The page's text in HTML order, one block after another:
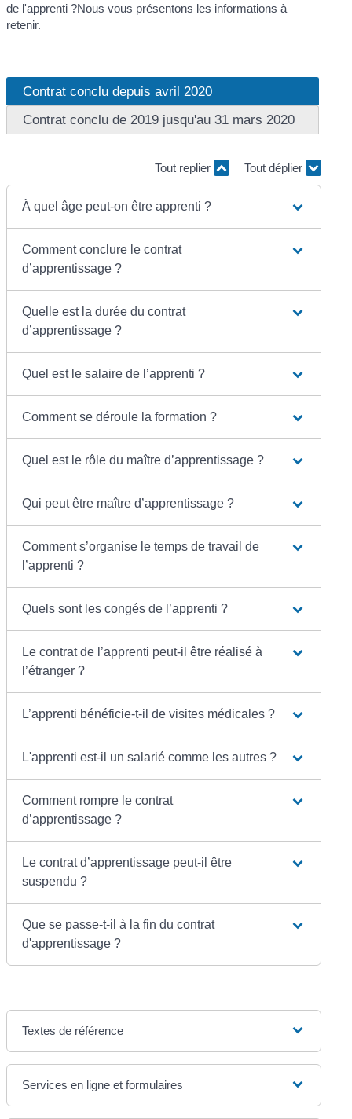
de l'apprenti ?Nous vous présentons les informations à
retenir.
Contrat conclu depuis avril 2020
Contrat conclu de 2019 jusqu'au 31 mars 2020
Tout replier Tout déplier
À quel âge peut-on être apprenti ?
Comment conclure le contrat
d’apprentissage ?
Quelle est la durée du contrat
d’apprentissage ?
Quel est le salaire de l’apprenti ?
Comment se déroule la formation ?
Quel est le rôle du maître d’apprentissage ?
Qui peut être maître d’apprentissage ?
Comment s’organise le temps de travail de
l’apprenti ?
Quels sont les congés de l’apprenti ?
Le contrat de l’apprenti peut-il être réalisé à
l’étranger ?
L’apprenti bénéficie-t-il de visites médicales ?
L'apprenti est-il un salarié comme les autres ?
Comment rompre le contrat
d’apprentissage ?
Le contrat d’apprentissage peut-il être
suspendu ?
Que se passe-t-il à la fin du contrat
d'apprentissage ?
Textes de référence
Services en ligne et formulaires